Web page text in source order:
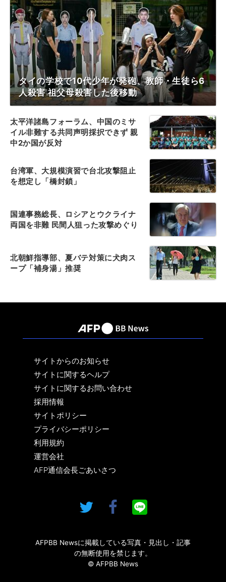
タイの学校で10代少年が発砲、教師・生徒ら6
人殺害 祖父母殺害した後移動
太平洋諸島フォーラム、中国のミサ
イル非難する共同声明採択できず 親
中2か国が反対
台湾軍、大規模演習で台北攻撃阻止
を想定し「橋封鎖」
国連事務総長、ロシアとウクライナ
両国を非難 民間人狙った攻撃めぐり
北朝鮮指導部、夏バテ対策に犬肉ス
ープ「補身湯」推奨
サイトからのお知らせ
サイトに関するヘルプ
サイトに関するお問い合わせ
採用情報
サイトポリシー
プライバシーポリシー
利用規約
運営会社
AFP通信会長ごあいさつ
AFPBB Newsに掲載している写真・見出し・記事
の無断使用を禁じます。
© AFPBB News